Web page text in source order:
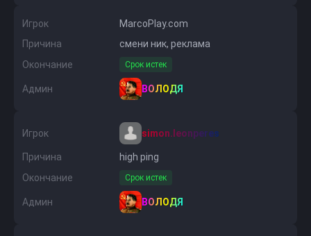
Игрок
MarcоPlay.com
Причина
смени ник, реклама
Окончание
Срок истек
Админ ВОЛОДЯ
Игрок simon.leonperes
Причина
high ping
Окончание
Срок истек
Админ ВОЛОДЯ